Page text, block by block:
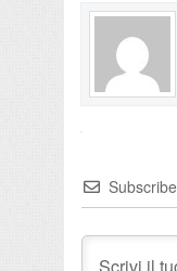
Subscribe